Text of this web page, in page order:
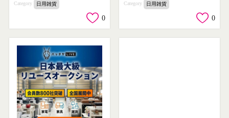
Category 日用雑貨
0
Category 日用雑貨
0